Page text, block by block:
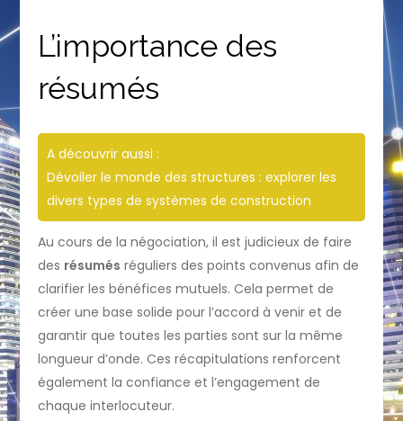
L’importance des
résumés
A découvrir aussi :
Dévoiler le monde des structures : explorer les
divers types de systèmes de construction
Au cours de la négociation, il est judicieux de faire
des résumés réguliers des points convenus afin de
clarifier les bénéfices mutuels. Cela permet de
créer une base solide pour l’accord à venir et de
garantir que toutes les parties sont sur la même
longueur d’onde. Ces récapitulations renforcent
également la confiance et l’engagement de
chaque interlocuteur.